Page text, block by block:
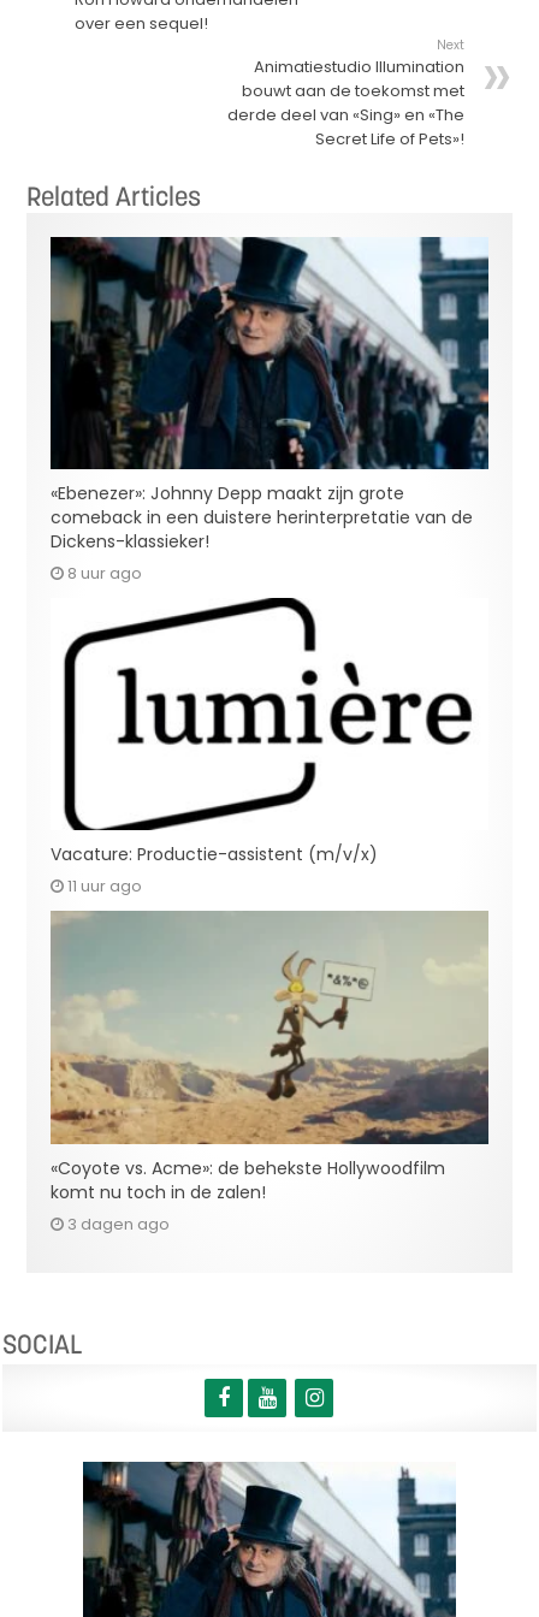
over een sequel!
Next
Animatiestudio Illumination
bouwt aan de toekomst met
derde deel van «Sing» en «The
Secret Life of Pets»!
Related Articles
«Ebenezer»: Johnny Depp maakt zijn grote
comeback in een duistere herinterpretatie van de
Dickens-klassieker!
8 uur ago
Vacature: Productie-assistent (m/v/x)
11 uur ago
«Coyote vs. Acme»: de behekste Hollywoodfilm
komt nu toch in de zalen!
3 dagen ago
SOCIAL